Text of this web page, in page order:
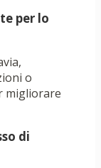
per lo
o
migliorare
di